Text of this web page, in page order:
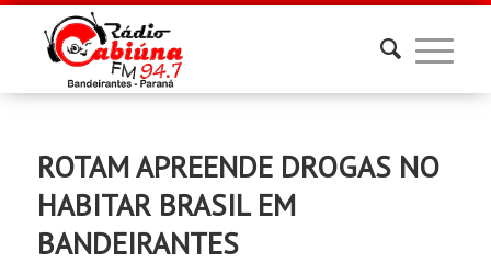
ROTAM APREENDE DROGAS NO
HABITAR BRASIL EM
BANDEIRANTES